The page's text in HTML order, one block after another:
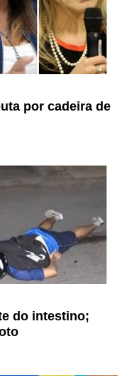
por cadeira de
do intestino;